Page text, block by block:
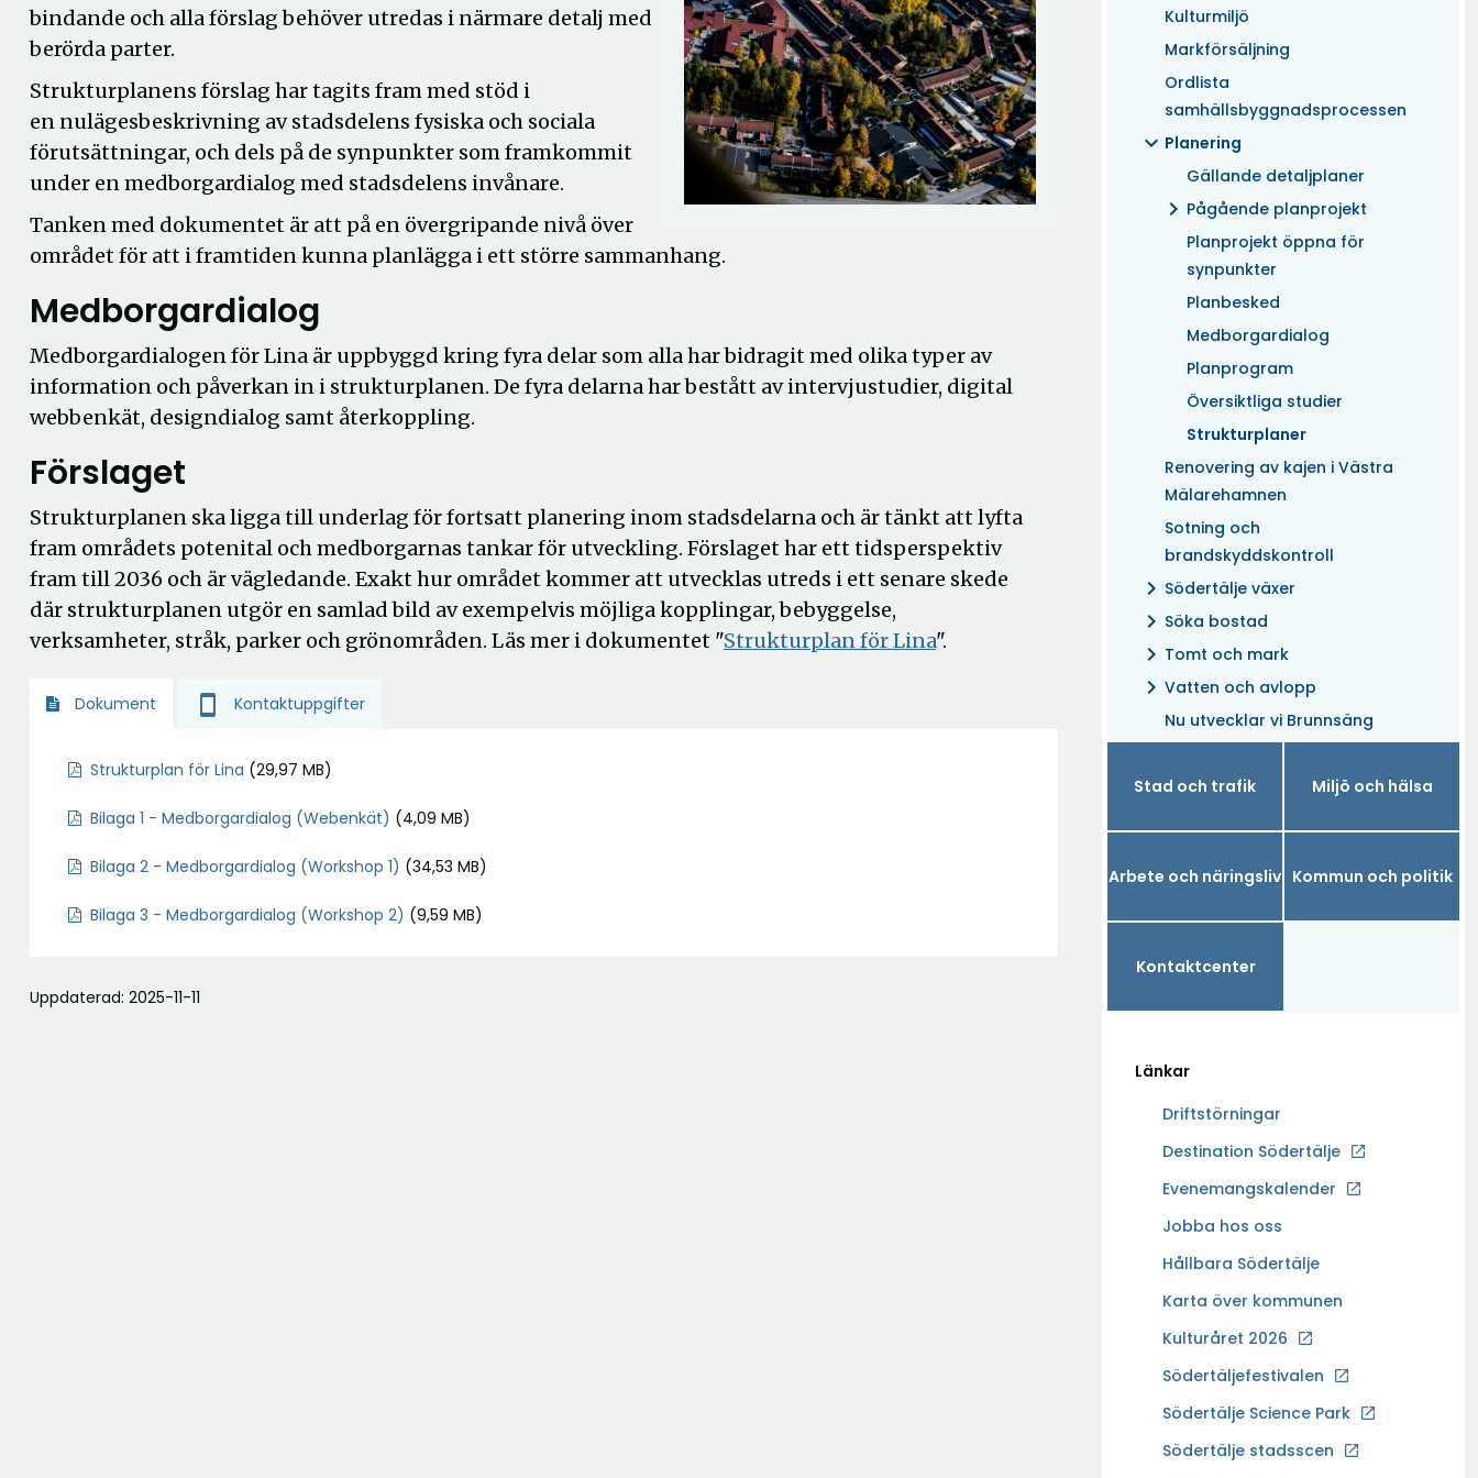
Kulturmiljö
Markförsäljning
Ordlista
samhällsbyggnadsprocessen
expand_more Planering
Gällande detaljplaner
chevron_right Pågående planprojekt
Planprojekt öppna för
synpunkter
Planbesked
Medborgardialog
Planprogram
Översiktliga studier
Strukturplaner
Renovering av kajen i Västra
Mälarehamnen
Sotning och
brandskyddskontroll
chevron_right Södertälje växer
chevron_right Söka bostad
chevron_right Tomt och mark
chevron_right Vatten och avlopp
Nu utvecklar vi Brunnsäng
Stad och trafik Miljö och hälsa
Arbete och näringsliv Kommun och politik
Kontaktcenter
Länkar
Driftstörningar
Destination Södertälje
Ö
p
n
a
y
t
f
ö
Evenemangskalender
Jobba hos oss
Ö
p
n
a
y
t
Hållbara Södertälje
Karta över kommunen
Kulturåret 2026
Södertäljefestivalen
Södertälje Science Park
Ö
p
Södertälje stadsscen
bindande och alla förslag behöver utredas i närmare detalj med
berörda parter.
Strukturplanens förslag har tagits fram med stöd i
en nulägesbeskrivning av stadsdelens fysiska och sociala
förutsättningar, och dels på de synpunkter som framkommit
under en medborgardialog med stadsdelens invånare.
Tanken med dokumentet är att på en övergripande nivå över
området för att i framtiden kunna planlägga i ett större sammanhang.
Medborgardialog
Medborgardialogen för Lina är uppbyggd kring fyra delar som alla har bidragit med olika typer av
information och påverkan in i strukturplanen. De fyra delarna har bestått av intervjustudier, digital
webbenkät, designdialog samt återkoppling.
Förslaget
Strukturplanen ska ligga till underlag för fortsatt planering inom stadsdelarna och är tänkt att lyfta
fram områdets potenital och medborgarnas tankar för utveckling. Förslaget har ett tidsperspektiv
fram till 2036 och är vägledande. Exakt hur området kommer att utvecklas utreds i ett senare skede
där strukturplanen utgör en samlad bild av exempelvis möjliga kopplingar, bebyggelse,
verksamheter, stråk, parker och grönområden. Läs mer i dokumentet "Strukturplan för Lina".
Dokument smartphone Kontaktuppgifter
Strukturplan för Lina Ö
p
a
(29,97 MB)
Bilaga 1 - Medborgardialog (Webenkät) (4,09 MB)
Bilaga 2 - Medborgardialog (Workshop 1) (34,53 MB)
Bilaga 3 - Medborgardialog (Workshop 2) (9,59 MB)
Uppdaterad: 2025-11-11